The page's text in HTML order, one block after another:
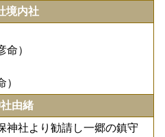
境内社
）
由緒
社より勧請し一郷の鎮守